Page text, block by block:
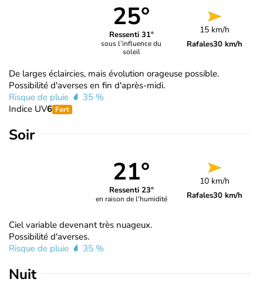
25°
Ressenti 31°
sous l’influence du
soleil
15 km/h
Rafales30 km/h
De larges éclaircies, mais évolution orageuse possible.
Possibilité d'averses en fin d'après-midi.
Risque de pluie
35 %
Indice UV6 Fort
Soir
21°
Ressenti 23°
en raison de l'humidité
10 km/h
Rafales30 km/h
Ciel variable devenant très nuageux.
Possibilité d'averses.
Risque de pluie
35 %
Nuit